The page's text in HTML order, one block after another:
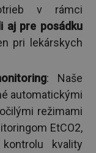
v rámci
aj pre posádku
pri lekárskych
: Naše
automatickými
režimami
EtCO2,
kvality